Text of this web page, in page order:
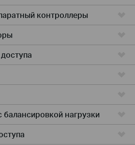
контроллеры
нагрузки